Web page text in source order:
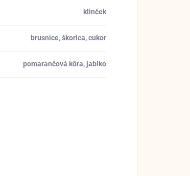
klinček
brusnice, škorica, cukor
pomarančová kôra, jablko